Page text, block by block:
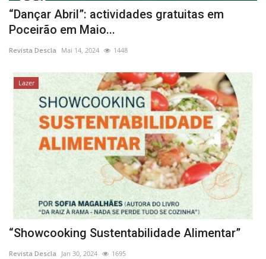
“Dançar Abril”: actividades gratuitas em
Poceirão em Maio...
Revista Descla Mai 14, 2024 1448
Lazer
“Showcooking Sustentabilidade Alimentar”
Revista Descla Jan 30, 2024 1695